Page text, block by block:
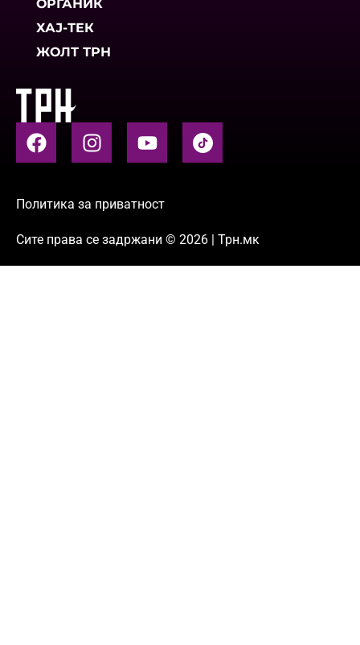
ОРГАНИК
ХАЈ-ТЕК
ЖОЛТ ТРН
Политика за приватност
Сите права се задржани © 2026 | Трн.мк